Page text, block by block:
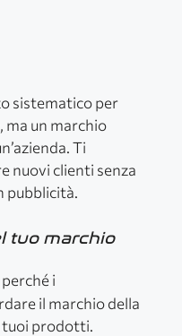
sistematico per
un marchio
Ti
nuovi clienti senza
pubblicità.
tuo marchio
perché i
il marchio della
tuoi prodotti.